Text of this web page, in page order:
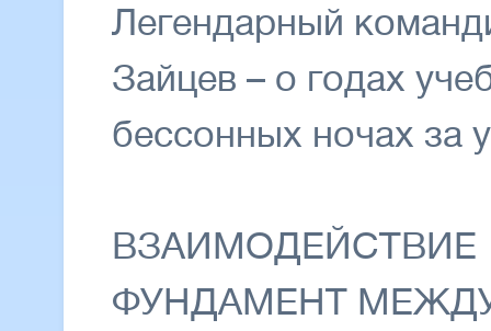
Легендарный
Зайцев – о годах
бессонных ночах за
ВЗАИМОДЕЙСТВИЕ
ФУНДАМЕНТ